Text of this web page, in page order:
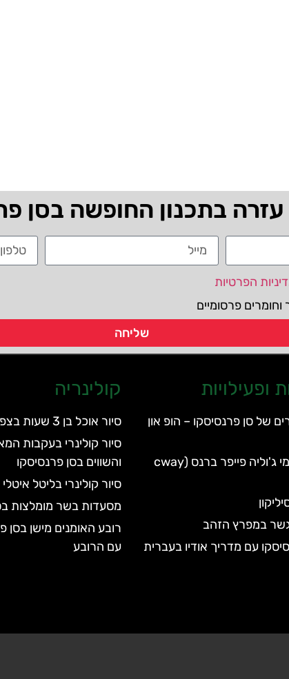
עזרה בתכנון החופשה בסן
הפרטיות
פרסומיים
שליחה
ופעילויות
של סן פרנסיסקו – הופ און
הפארק הלאומי ג'וליה פייפר ברנס (cway
במפרץ הזהב
עם מדריך אודיו בעברית
קולינריה
סיור אוכל בן 3 שעות בצפון ברקלי
סיור קולינרי בעקבות
והשווים בסן פרנסיסקו
סיור קולינרי בליטל
מסעדות בשר מומלצות
רובע האומנים מישן בסן
עם הרובע